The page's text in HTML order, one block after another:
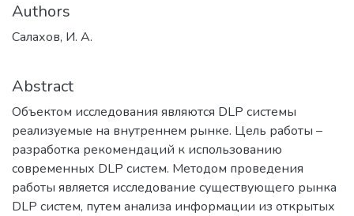
Authors
Салахов, И. А.
Abstract
Объектом исследования являются DLP системы
реализуемые на внутреннем рынке. Цель работы –
разработка рекомендаций к использованию
современных DLP систем. Методом проведения
работы является исследование существующего рынка
DLP систем, путем анализа информации из открытых